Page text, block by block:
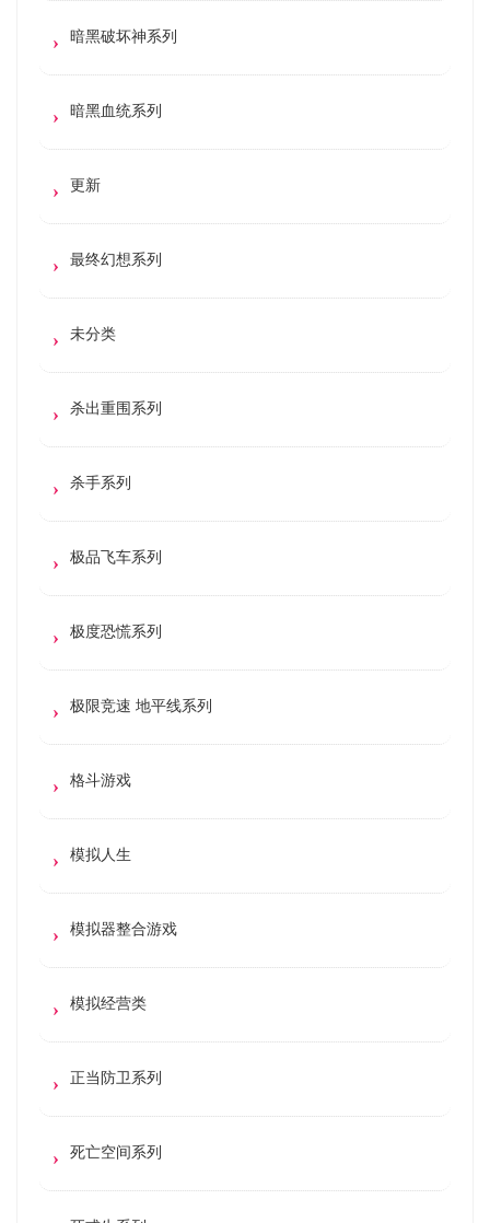
暗黑破坏神系列
暗黑血统系列
更新
最终幻想系列
未分类
杀出重围系列
杀手系列
极品飞车系列
极度恐慌系列
极限竞速 地平线系列
格斗游戏
模拟人生
模拟器整合游戏
模拟经营类
正当防卫系列
死亡空间系列